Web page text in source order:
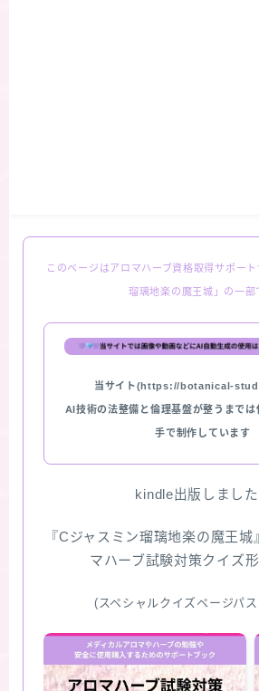
おすすめ商品＆レビュー
版限定)
このページはアロマハーブ資格取得サポー
瑠璃地楽の魔王城」の一部
当サイト(https://botanical-
AI技術の法整備と倫理基盤が整うまでは
手で制作しています
kindle出版しました
『Cジャスミン瑠璃地楽の魔王
マハーブ試験対策クイズ
(スペシャルクイズページパ